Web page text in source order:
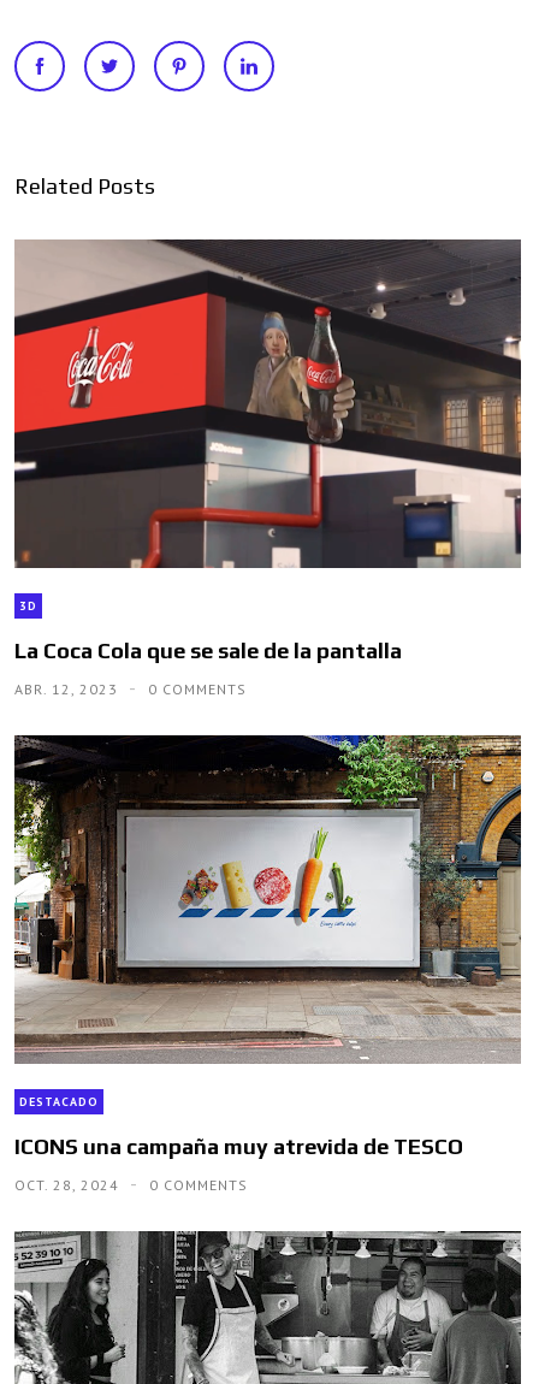
Related Posts
3D
La Coca Cola que se sale de la pantalla
ABR. 12, 2023 0 COMMENTS
DESTACADO
ICONS una campaña muy atrevida de TESCO
OCT. 28, 2024 0 COMMENTS